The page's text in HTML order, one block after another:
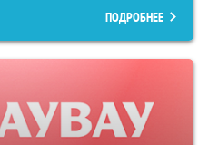
ПОДРОБНЕЕ